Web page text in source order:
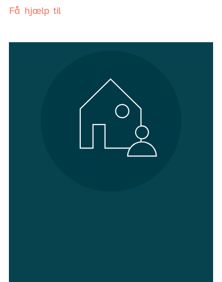
Få hjælp til